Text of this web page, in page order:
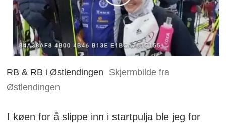
RB & RB i Østlendingen
Skjermbilde fra
Østlendingen
I køen for å slippe inn i startpulja ble jeg for